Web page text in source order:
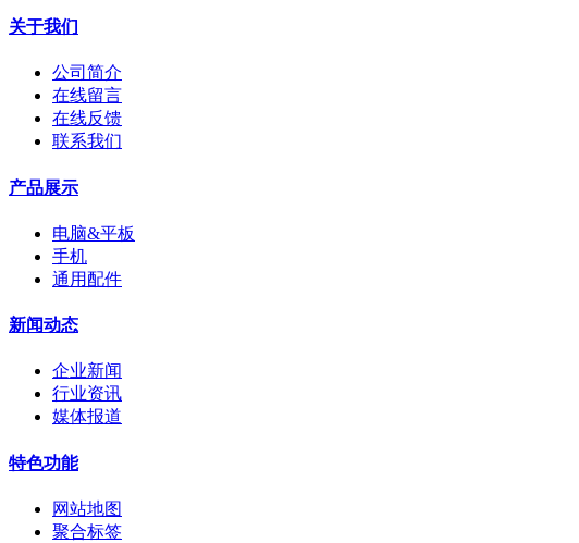
关于我们
公司简介
在线留言
在线反馈
联系我们
产品展示
电脑&平板
手机
通用配件
新闻动态
企业新闻
行业资讯
媒体报道
特色功能
网站地图
聚合标签